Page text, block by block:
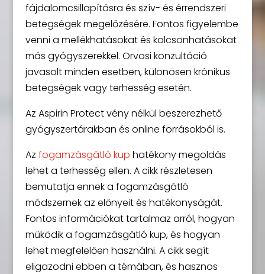
fájdalomcsillapításra és szív- és érrendszeri
betegségek megelőzésére. Fontos figyelembe
venni a mellékhatásokat és kölcsönhatásokat
más gyógyszerekkel. Orvosi konzultáció
javasolt minden esetben, különösen krónikus
betegségek vagy terhesség esetén.
Az Aspirin Protect vény nélkül beszerezhető
gyógyszertárakban és online forrásokból is.
Az fogamzásgátló kup hatékony megoldás
lehet a terhesség ellen. A cikk részletesen
bemutatja ennek a fogamzásgátló
módszernek az előnyeit és hatékonyságát.
Fontos információkat tartalmaz arról, hogyan
működik a fogamzásgátló kup, és hogyan
lehet megfelelően használni. A cikk segít
eligazodni ebben a témában, és hasznos